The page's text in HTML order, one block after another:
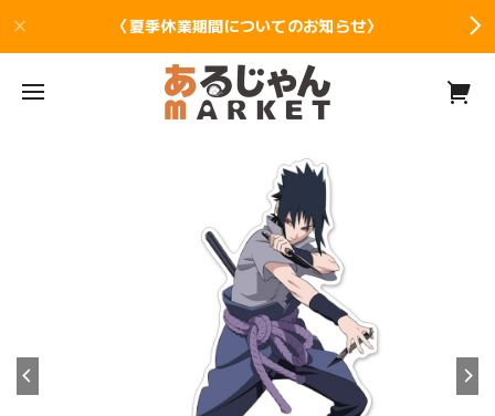
〈夏季休業期間についてのお知らせ〉